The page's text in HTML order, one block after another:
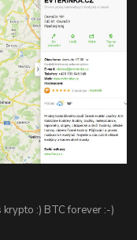
:) BTC forever :-)